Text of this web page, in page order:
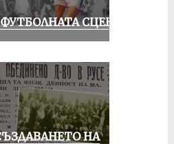
СЦЕНА
НА